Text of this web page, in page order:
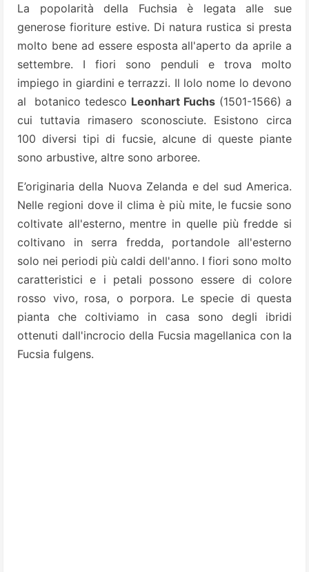
La popolarità della Fuchsia è legata alle sue
generose fioriture estive. Di natura rustica si presta
molto bene ad essere esposta all'aperto da aprile a
settembre. I fiori sono penduli e trova molto
impiego in giardini e terrazzi. Il lolo nome lo devono
al botanico tedesco Leonhart Fuchs (1501-1566) a
cui tuttavia rimasero sconosciute. Esistono circa
100 diversi tipi di fucsie, alcune di queste piante
sono arbustive, altre sono arboree.
E’originaria della Nuova Zelanda e del sud America.
Nelle regioni dove il clima è più mite, le fucsie sono
coltivate all'esterno, mentre in quelle più fredde si
coltivano in serra fredda, portandole all'esterno
solo nei periodi più caldi dell'anno. I fiori sono molto
caratteristici e i petali possono essere di colore
rosso vivo, rosa, o porpora. Le specie di questa
pianta che coltiviamo in casa sono degli ibridi
ottenuti dall'incrocio della Fucsia magellanica con la
Fucsia fulgens.